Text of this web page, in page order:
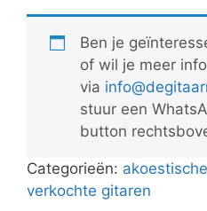
Ben je
of wil je meer
via
stuur een
button
Categorieën:
verkochte gitaren